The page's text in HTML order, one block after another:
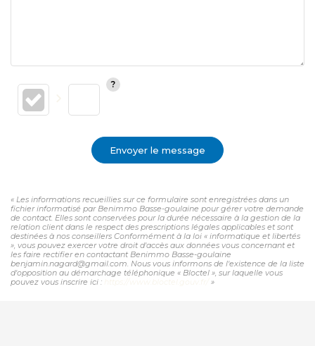
Envoyer le message
« Les informations recueillies sur ce formulaire sont enregistrées dans un
fichier informatisé par Benimmo Basse-goulaine pour gérer votre demande
de contact. Elles sont conservées pour la durée nécessaire à la gestion de la
relation client dans le respect des prescriptions légales applicables et sont
destinées à nos conseillers Conformément à la loi « informatique et libertés
», vous pouvez exercer votre droit d'accès aux données vous concernant et
les faire rectifier en contactant Benimmo Basse-goulaine
benjamin.nagard@gmail.com. Nous vous informons de l'existence de la liste
d'opposition au démarchage téléphonique « Bloctel », sur laquelle vous
pouvez vous inscrire ici :
»